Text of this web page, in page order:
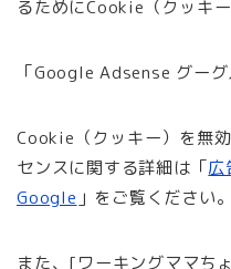
るためにCookie（クッキ
「Google Adsense グーグ
Cookie（クッキー）を無
センスに関する詳細は「広
Google 」をご覧ください。
また、[ワーキングママち